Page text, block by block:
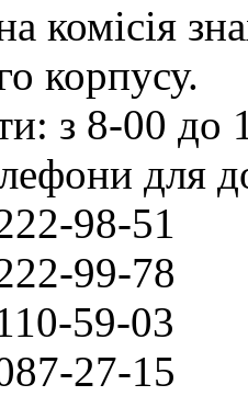
комісія
корпусу.
з 8-00 до
для
98-51
99-78
59-03
27-15